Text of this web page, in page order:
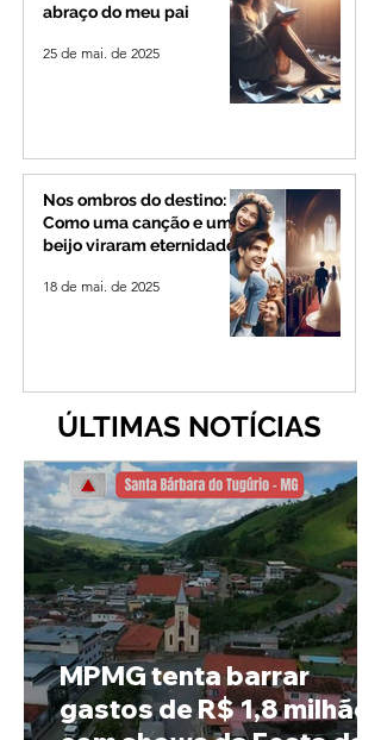
abraço do meu pai
25 de mai. de 2025
Nos ombros do destino:
Como uma canção e um
beijo viraram eternidade
18 de mai. de 2025
ÚLTIMAS NOTÍCIAS
MPMG tenta barrar
gastos de R$ 1,8 milhão